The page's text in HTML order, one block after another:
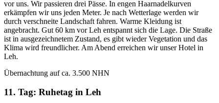
vor uns. Wir passieren drei Pässe. In engen Haarnadelkurven
erkämpfen wir uns jeden Meter. Je nach Wetterlage werden wir
durch verschneite Landschaft fahren. Warme Kleidung ist
angebracht. Gut 60 km vor Leh entspannt sich die Lage. Die Straße
ist in ausgezeichnetem Zustand, es gibt wieder Vegetation und das
Klima wird freundlicher. Am Abend erreichen wir unser Hotel in
Leh.
Übernachtung auf ca. 3.500 NHN
11. Tag: Ruhetag in Leh